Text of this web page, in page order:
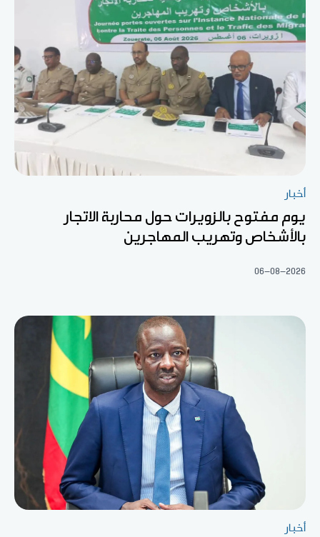
أخبار
يوم مفتوح بالزويرات حول محاربة الاتجار
بالأشخاص وتهريب المهاجرين
06-08-2026
أخبار